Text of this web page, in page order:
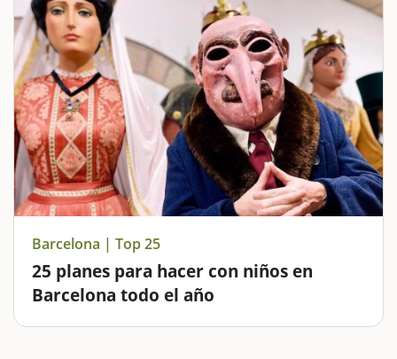
Barcelona | Top 25
25 planes para hacer con niños en
Barcelona todo el año
¿Buscas qué hacer en Barcelona con niños más allá de